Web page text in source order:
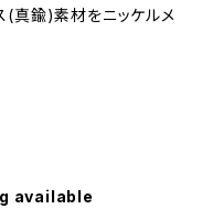
(真鍮)素材をニッケルメ
available